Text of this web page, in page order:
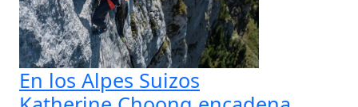
En los Alpes Suizos